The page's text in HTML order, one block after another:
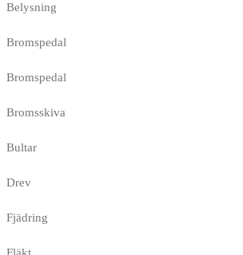
Belysning
Bromspedal
Bromspedal
Bromsskiva
Bultar
Drev
Fjädring